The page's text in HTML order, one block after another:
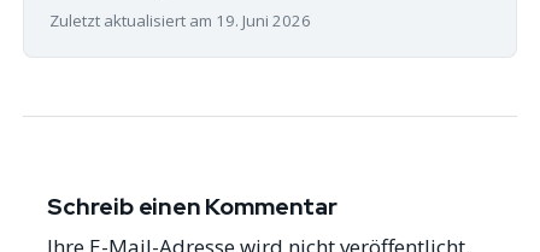
Zuletzt aktualisiert am 19. Juni 2026
Schreib einen Kommentar